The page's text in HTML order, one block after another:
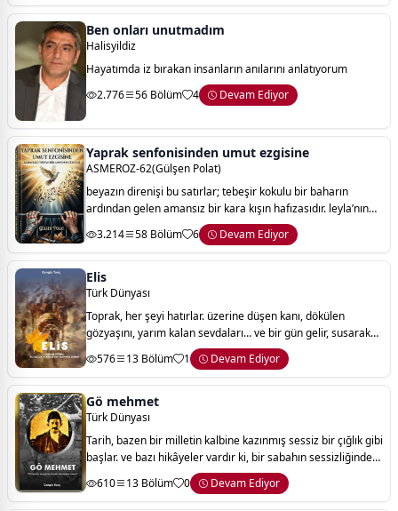
Ben onları unutmadım
Halisyildiz
Hayatımda iz bırakan insanların anılarını anlatıyorum
2.776
56 Bölüm 4 Devam Ediyor
Yaprak senfonisinden umut ezgisine
ASMEROZ-62(Gülşen Polat)
​beyazın direnişi bu satırlar; tebeşir kokulu bir baharın
ardından gelen amansız bir kara kışın hafızasıdır. leyla’nın
"çamurlu bir gelinlikle" imtihanı ve karanlığı yırtan uyanışıdır.
hürriyet
3.214 58 Bölüm 6 Devam Ediyor
Elis
Türk Dünyası
Toprak, her şeyi hatırlar. üzerine düşen kanı, dökülen
gözyaşını, yarım kalan sevdaları… ve bir gün gelir, susarak
konuşur. “elis” işte o suskunluğun içinden doğan bir
hikâyedir. aynı toprağın çocukla
576 13 Bölüm 1 Devam Ediyor
Gö mehmet
Türk Dünyası
Tarih, bazen bir milletin kalbine kazınmış sessiz bir çığlık gibi
başlar. ve bazı hikâyeler vardır ki, bir sabahın sessizliğinde
kopan bir fırtınayla yazılır; geriye yalnızca duman, hatıra ve
ağır bi
610 13 Bölüm 0 Devam Ediyor